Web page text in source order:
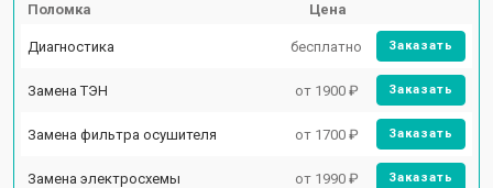
Поломка Цена
Диагностика бесплатно Заказать
Замена ТЭН от 1900 ₽ Заказать
Замена фильтра осушителя от 1700 ₽ Заказать
Замена электросхемы от 1990 ₽ Заказать